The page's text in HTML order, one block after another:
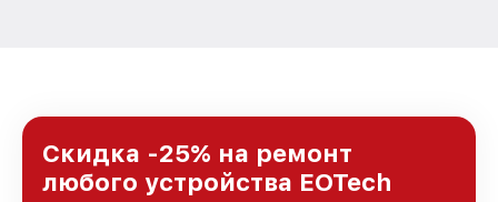
Скидка -25% на ремонт
любого устройства EOTech